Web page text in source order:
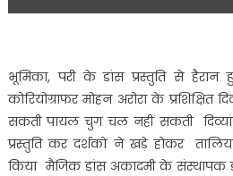
भूमिका, परी के डांस प्रस्तुति से
कोरियोग्राफर मोहन अरोरा के प्रशिक्षित
सकती पायल चुग चल नहीं सकती
प्रस्तुति कर दर्शकों ने खड़े होकर
किया मैजिक डांस अकादमी के संस्थापक